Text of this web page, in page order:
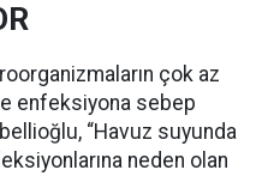
çok az
enfeksiyona sebep
“Havuz suyunda
neden olan